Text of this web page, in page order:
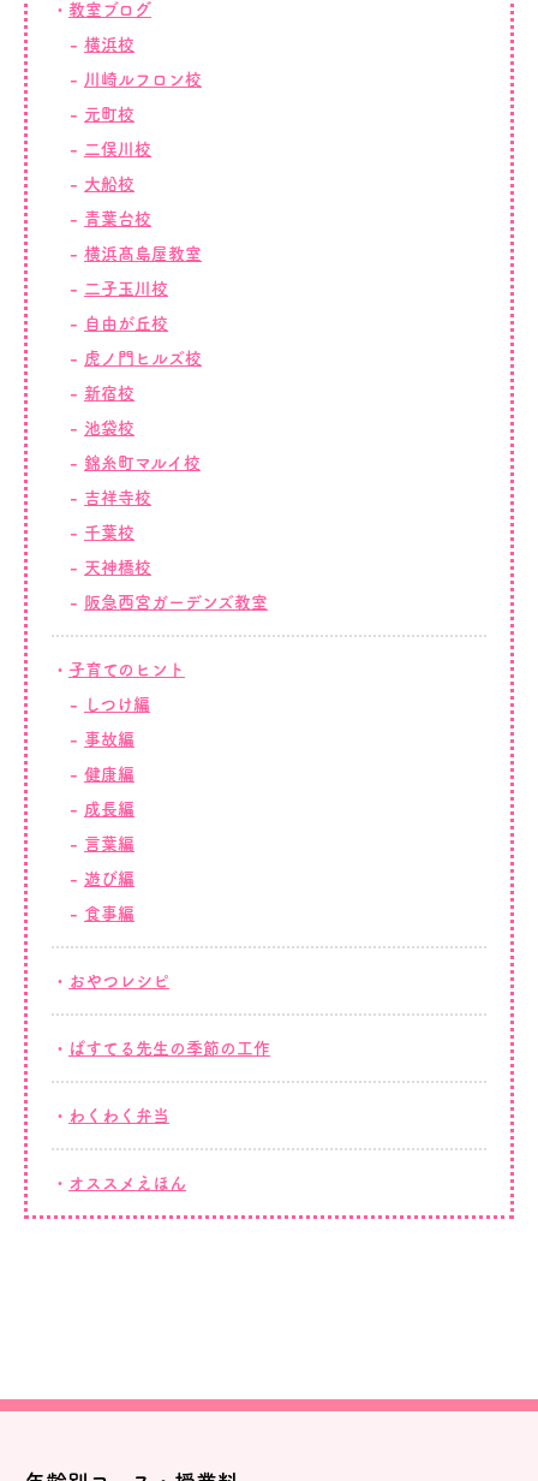
教室ブログ
横浜校
川崎ルフロン校
元町校
二俣川校
大船校
青葉台校
横浜髙島屋教室
二子玉川校
自由が丘校
虎ノ門ヒルズ校
新宿校
池袋校
錦糸町マルイ校
吉祥寺校
千葉校
天神橋校
阪急西宮ガーデンズ教室
子育てのヒント
しつけ編
事故編
健康編
成長編
言葉編
遊び編
食事編
おやつレシピ
ぱすてる先生の季節の工作
わくわく弁当
オススメえほん